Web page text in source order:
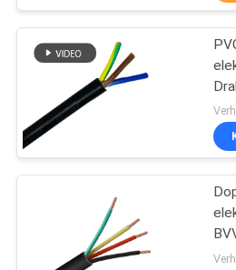
KONTAKT
NACHRICHTEN
BLOG
REFERENZEN
NEWS
elektrische